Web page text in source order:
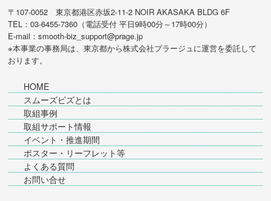
〒107-0052 東京都港区赤坂2-11-2 NOIR AKASAKA BLDG 6F
TEL：03-6455-7360（電話受付 平日9時00分～17時00分）
E-mail：smooth-biz_support@prage.jp
※本事業の事務局は、東京都から株式会社プラージュに運営を委託して
おります。
HOME
スムーズビズとは
取組事例
取組サポート情報
イベント・推進期間
ポスター・リーフレット等
よくある質問
お問い合せ